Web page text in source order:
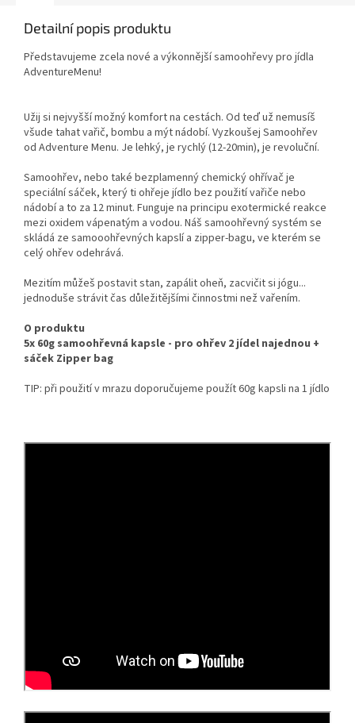
Detailní popis produktu
Představujeme zcela nové a výkonnější samoohřevy pro jídla
AdventureMenu!
Užij si nejvyšší možný komfort na cestách. Od teď už nemusíš
všude tahat vařič, bombu a mýt nádobí. Vyzkoušej Samoohřev
od Adventure Menu. Je lehký, je rychlý (12-20min), je revoluční.
Samoohřev, nebo také bezplamenný chemický ohřívač je
speciální sáček, který ti ohřeje jídlo bez použití vařiče nebo
nádobí a to za 12 minut. Funguje na principu exotermické reakce
mezi oxidem vápenatým a vodou. Náš samoohřevný systém se
skládá ze samooohřevných kapslí a zipper-bagu, ve kterém se
celý ohřev odehrává.
Mezitím můžeš postavit stan, zapálit oheň, zacvičit si jógu...
jednoduše strávit čas důležitějšími činnostmi než vařením.
O produktu
5x 60g samoohřevná kapsle - pro ohřev 2 jídel najednou +
sáček Zipper bag
TIP: při použití v mrazu doporučujeme použít 60g kapsli na 1 jídlo